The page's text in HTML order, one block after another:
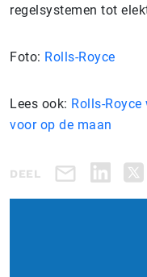
regelsystemen tot
Foto: Rolls-Royce
Lees ook: Rolls-
voor op de maan
DEEL